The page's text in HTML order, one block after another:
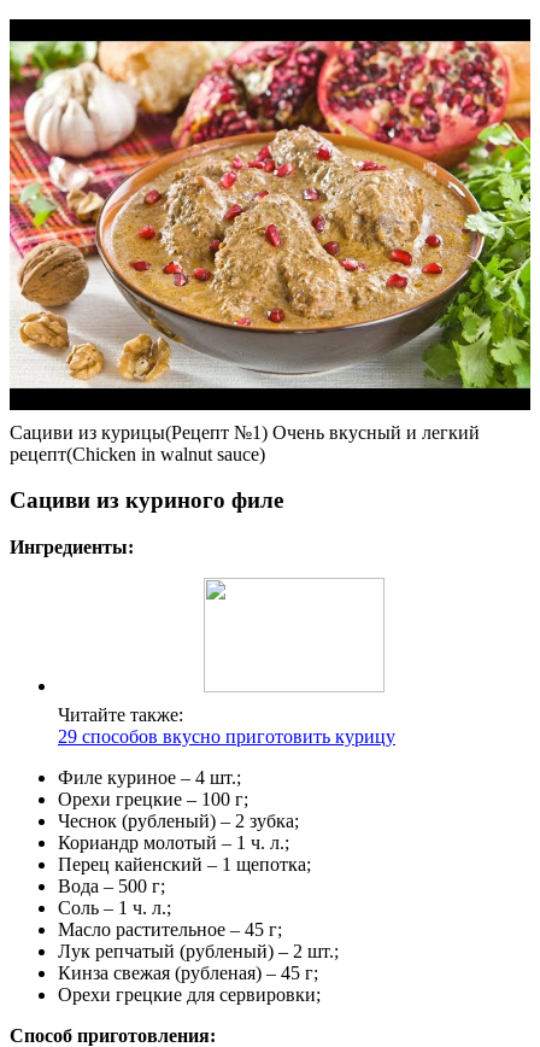
Сациви из курицы(Рецепт №1) Очень вкусный и легкий
рецепт(Chicken in walnut sauce)
Сациви из куриного филе
Ингредиенты:
Читайте также:
29 способов вкусно приготовить курицу
Филе куриное – 4 шт.;
Орехи грецкие – 100 г;
Чеснок (рубленый) – 2 зубка;
Кориандр молотый – 1 ч. л.;
Перец кайенский – 1 щепотка;
Вода – 500 г;
Соль – 1 ч. л.;
Масло растительное – 45 г;
Лук репчатый (рубленый) – 2 шт.;
Кинза свежая (рубленая) – 45 г;
Орехи грецкие для сервировки;
Способ приготовления: